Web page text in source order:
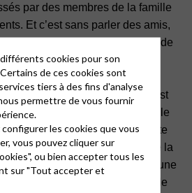
par des membres de la famille
Et c’est sans parler des amis,
qui eux
aussi ont leur vison de
de ces relations n’est
humaines, mais
qui la personne était. Il est
que nous avons
avec Jésus le
mais ce que cela représente
une relation unique parce que la
aveclui est unique. Cela, c’est une
ne nous est
compréhensible
cookies pour son
de ces cookies sont
tiers à des fins d'analyse
permettre de vous fournir
les cookies que vous
vous pouvez cliquer sur
ou bien accepter tous les
sur "Tout accepter et